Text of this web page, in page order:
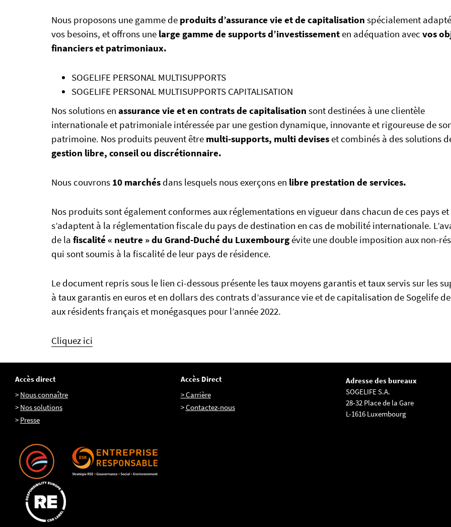
Nous proposons une gamme de produits d’assurance vie et de capitalisation spécialement
vos besoins, et offrons une large gamme de supports d’investissementen adéquation avec vos
financiers et patrimoniaux.
SOGELIFE PERSONAL MULTISUPPORTS
SOGELIFE PERSONAL MULTISUPPORTS CAPITALISATION
Nos solutions en assurance vie et en contrats de capitalisation sont destinées à une clientèle
internationale et patrimoniale intéressée par une gestion dynamique, innovante et rigoureuse de
patrimoine. Nos produits peuvent être multi-supports, multi deviseset combinés à des solutions
gestion libre, conseil ou discrétionnaire.
Nous couvrons 10 marchés dans lesquels nous exerçons en libre prestation de services.
Nos produits sont également conformes aux réglementations en vigueur dans chacun de ces pays et
s’adaptent à la réglementation fiscale du pays de destination en cas de mobilité internationale.
de la fiscalité « neutre » du Grand-Duché du Luxembourgévite une double imposition aux non-
qui sont soumis à la fiscalité de leur pays de résidence.
Le document repris sous le lien ci-dessous présente les taux moyens garantis et taux servis sur les
à taux garantis en euros et en dollars des contrats d’assurance vie et de capitalisation de Sogelife
aux résidents français et monégasques pour l’année 2022.
Cliquez ici
Accès direct
> Nous connaître
> Nos solutions
> Presse
Accès Direct
> Carrière
>Contactez-nous
Adresse des bureaux
SOGELIFE S.A.
28-32 Place de la Gare
L-1616 Luxembourg